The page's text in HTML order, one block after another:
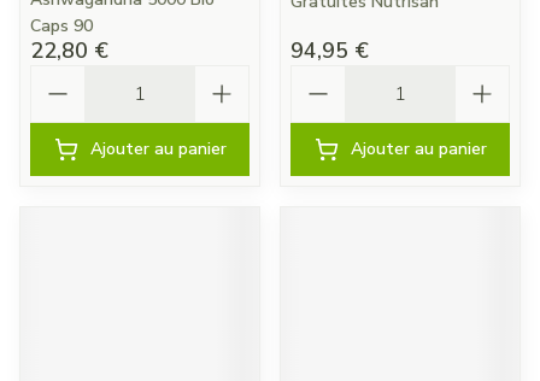
Caps 90
22,80 €
Ajouter au panier
94,95 €
Ajouter au panier